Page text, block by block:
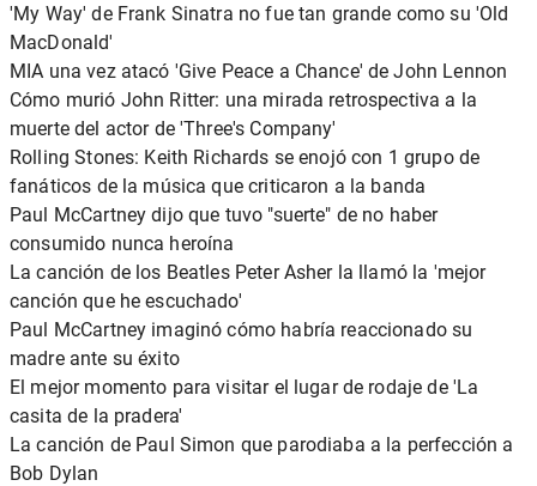
'My Way' de Frank Sinatra no fue tan grande como su 'Old
MacDonald'
MIA una vez atacó 'Give Peace a Chance' de John Lennon
Cómo murió John Ritter: una mirada retrospectiva a la
muerte del actor de 'Three's Company'
Rolling Stones: Keith Richards se enojó con 1 grupo de
fanáticos de la música que criticaron a la banda
Paul McCartney dijo que tuvo "suerte" de no haber
consumido nunca heroína
La canción de los Beatles Peter Asher la llamó la 'mejor
canción que he escuchado'
Paul McCartney imaginó cómo habría reaccionado su
madre ante su éxito
El mejor momento para visitar el lugar de rodaje de 'La
casita de la pradera'
La canción de Paul Simon que parodiaba a la perfección a
Bob Dylan